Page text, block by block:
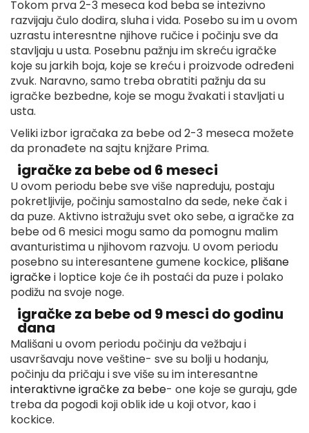
Tokom prva 2-3 meseca kod beba se intezivno
razvijaju čulo dodira, sluha i vida. Posebo su im u ovom
uzrastu interesntne njihove ručice i počinju sve da
stavljaju u usta. Posebnu pažnju im skreću igračke
koje su jarkih boja, koje se kreću i proizvode određeni
zvuk. Naravno, samo treba obratiti pažnju da su
igračke bezbedne, koje se mogu žvakati i stavljati u
usta.
Veliki izbor igračaka za bebe od 2-3 meseca možete
da pronađete na sajtu knjžare Prima.
igračke za bebe od 6 meseci
U ovom periodu bebe sve više napreduju, postaju
pokretljivije, počinju samostalno da sede, neke čak i
da puze. Aktivno istražuju svet oko sebe, a igračke za
bebe od 6 mesici mogu samo da pomognu malim
avanturistima u njihovom razvoju. U ovom periodu
posebno su interesantene gumene kockice, plišane
igračkei loptice koje će ih postaći da puze i polako
podižu na svoje noge.
igračke za bebe od 9 mesci do godinu
dana
Mališani u ovom periodu počinju da vežbaju i
usavršavaju nove veštine- sve su bolji u hodanju,
počinju da pričaju i sve više su im interesantne
interaktivne igračke za bebe- one koje se guraju, gde
treba da pogodi koji oblik ide u koji otvor, kao i
kockice.